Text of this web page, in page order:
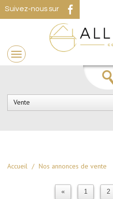
Suivez-nous sur
Vente
Accueil Nos annonces de vente
« 1 2